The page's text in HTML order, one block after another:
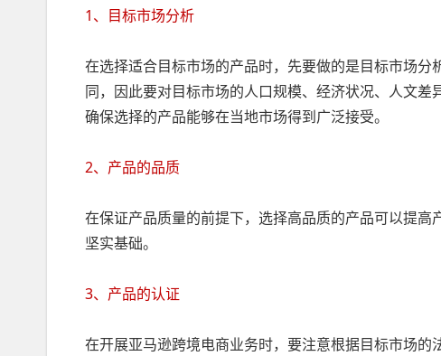
1、目标市场分析
在选择适合目标市场的产品时，先要做的是目标市场
同，因此要对目标市场的人口规模、经济状况、人文
确保选择的产品能够在当地市场得到广泛接受。
2、产品的品质
在保证产品质量的前提下，选择高品质的产品可以提
坚实基础。
3、产品的认证
在开展亚马逊跨境电商业务时，要注意根据目标市场